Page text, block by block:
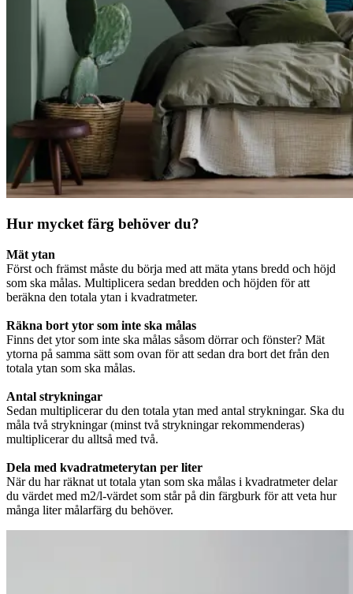
Hur mycket färg behöver du?
Mät ytan
Först och främst måste du börja med att mäta ytans bredd och höjd
som ska målas. Multiplicera sedan bredden och höjden för att
beräkna den totala ytan i kvadratmeter.
Räkna bort ytor som inte ska målas
Finns det ytor som inte ska målas såsom dörrar och fönster? Mät
ytorna på samma sätt som ovan för att sedan dra bort det från den
totala ytan som ska målas.
Antal strykningar
Sedan multiplicerar du den totala ytan med antal strykningar. Ska du
måla två strykningar (minst två strykningar rekommenderas)
multiplicerar du alltså med två.
Dela med kvadratmeterytan per liter
När du har räknat ut totala ytan som ska målas i kvadratmeter delar
du värdet med m2/l-värdet som står på din färgburk för att veta hur
många liter målarfärg du behöver.